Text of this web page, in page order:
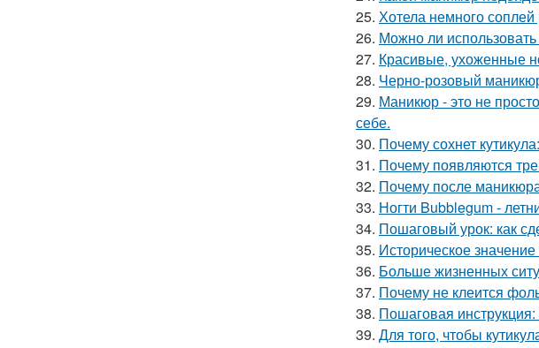
25. Хотела немного
26. Можно ли
27. Красивые, ухоженные
28. Черно-розовый
29. Маникюр - это не
себе.
30. Почему сохнет
31. Почему появляются
32. Почему после
33. Ногти Bubblegum -
34. Пошаговый урок: как
35. Историческое
36. Больше жизненных
37. Почему не клеится
38. Пошаговая
39. Для того, чтобы